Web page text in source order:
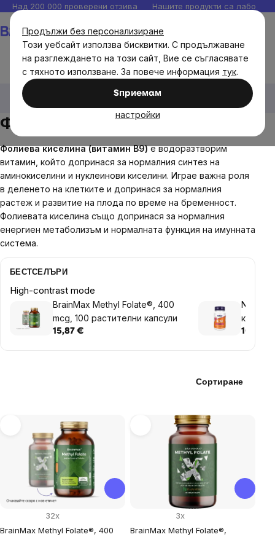
Продължи без персонализиране
Този уебсайт използва бисквитки. С продължаване
на разглеждането на този сайт, Вие се съгласявате
с тяхното използване. За повече информация тук.
Sпpиeмaм
настройки
Прескочи
към
съдържанието
Над 200 000 проверени отзива Нашите продукти са
Витамини, антиоксиданти
Витамин В
Фолиева киселина (В9)
Фолиева киселина (витамин B9)е водоразтворим
витамин, който допринася за нормалния синтез на
аминокиселини и нуклеинови киселини. Играе важна роля
в деленето на клетките и допринася за нормалния
растеж и развитие на плода по време на бременност.
Фолиевата киселина също допринася за нормалния
енергиен метаболизъм и нормалната функция на имунната
система.
БЕСТСЕЛЪРИ
High-contrast mode
BrainMax Methyl Folate®, 400
mcg, 100 растителни капсули
15,87 €
NOW
Acid
10,98 €
Сортиране
products
BrainMax Methyl Folate®, 400
32x
BrainMax Methyl Folate®,
3x